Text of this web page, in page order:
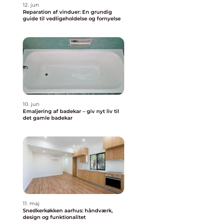
12. jun
Reparation af vinduer: En grundig
guide til vedligeholdelse og fornyelse
10. jun
Emaljering af badekar – giv nyt liv til
det gamle badekar
11. maj
Snedkerkøkken aarhus: håndværk,
design og funktionalitet